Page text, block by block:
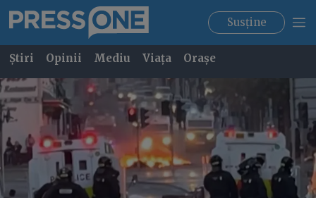
Susține
Știri Opinii Mediu Viața Orașe